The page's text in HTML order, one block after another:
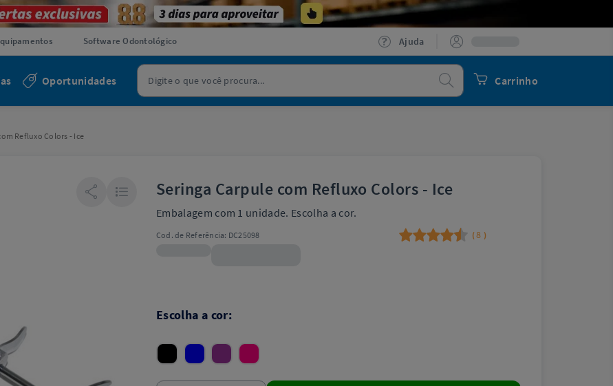
Software Odontológico Ajuda
Carrinho
Procurar
Oportunidades
Refluxo Colors - Ice
Seringa Carpule com Refluxo Colors - Ice
Embalagem com 1 unidade. Escolha a cor.
Cod. de Referência: DC25098 (8 )
Escolha a cor: